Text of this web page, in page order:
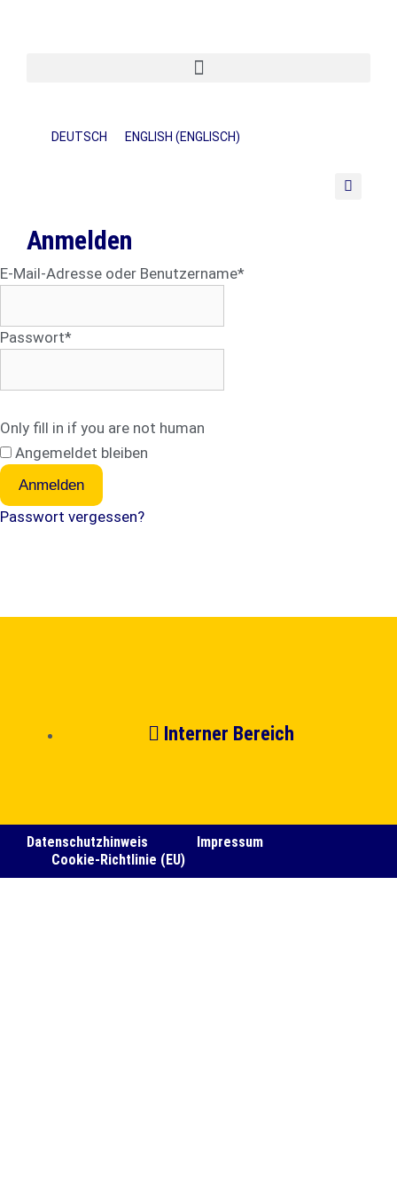
DEUTSCH ENGLISH (ENGLISCH)
Anmelden
E-Mail-Adresse oder Benutzername*
Passwort*
Only fill in if you are not human
Angemeldet bleiben
Passwort vergessen?
Interner Bereich
Datenschutzhinweis
Impressum
Cookie-Richtlinie (EU)